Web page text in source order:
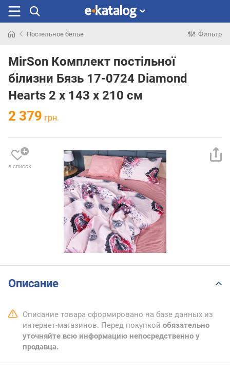
раньше
Постельное белье Фильтр
MirSon Комплект постільної
білизни Бязь 17-0724 Diamond
Hearts 2 x 143 x 210 см
2 379 грн.
в список
Описание
Описание товара сформировано на базе данных из
интернет-магазинов. Перед покупкой обязательно
уточняйте всю информацию непосредственно у
продавца.